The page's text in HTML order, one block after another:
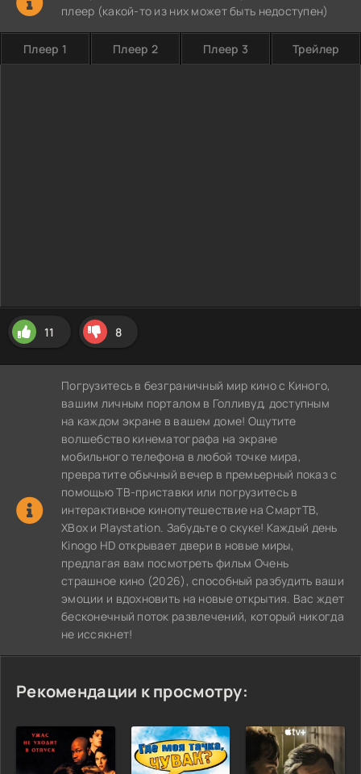
плеер (какой-то из них может быть недоступен)
Плеер 1 Плеер 2 Плеер 3 Трейлер
11 8
Погрузитесь в безграничный мир кино с Киного,
вашим личным порталом в Голливуд, доступным
на каждом экране в вашем доме! Ощутите
волшебство кинематографа на экране
мобильного телефона в любой точке мира,
превратите обычный вечер в премьерный показ с
помощью ТВ-приставки или погрузитесь в
интерактивное кинопутешествие на СмартТВ,
XBox и Playstation. Забудьте о скуке! Каждый день
Kinogo HD открывает двери в новые миры,
предлагая вам посмотреть фильм Очень
страшное кино (2026), способный разбудить ваши
эмоции и вдохновить на новые открытия. Вас ждет
бесконечный поток развлечений, который никогда
не иссякнет!
Рекомендации к просмотру: